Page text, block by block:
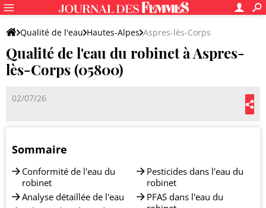
Qualité de l'eau Hautes-Alpes Aspres-lès-Corps
Qualité de l'eau du robinet à Aspres-
lès-Corps (05800)
02/07/26
Sommaire
Conformité de l'eau du
robinet
Analyse détaillée de l'eau
Pesticides dans l'eau du
robinet
PFAS dans l'eau du